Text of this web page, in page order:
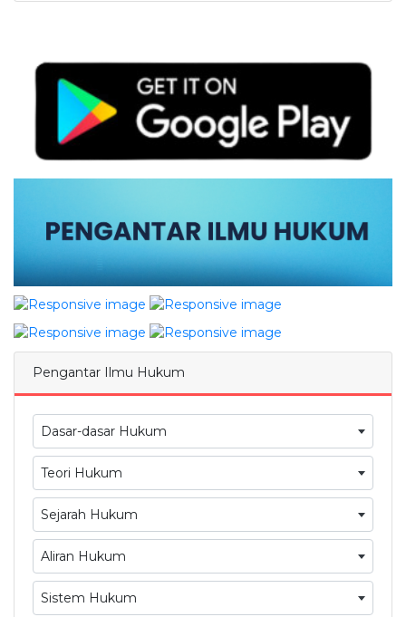
Pengantar Ilmu Hukum
Dasar-dasar Hukum
Teori Hukum
Sejarah Hukum
Aliran Hukum
Sistem Hukum